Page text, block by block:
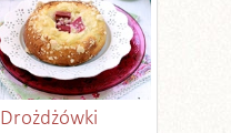
Drożdżówki